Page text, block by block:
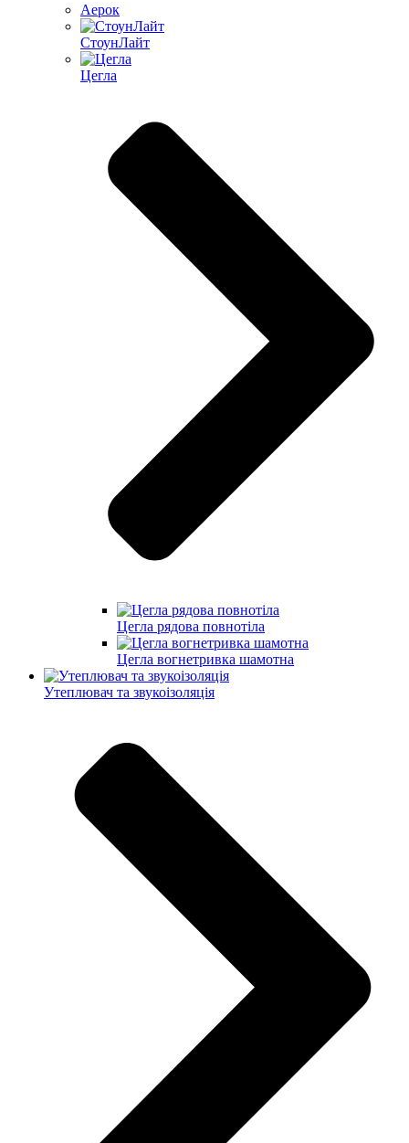
Аерок
СтоунЛайт
Цегла
Цегла рядова повнотіла
Цегла вогнетривка шамотна
Утеплювач та звукоізоляція